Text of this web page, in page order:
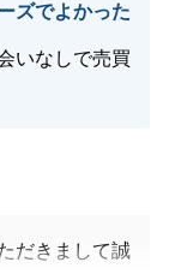
ズでよかった
いなしで売買
だきまして誠